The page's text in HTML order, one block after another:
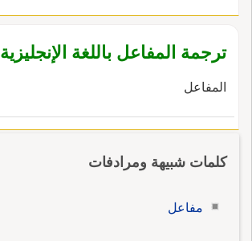
ترجمة المفاعل باللغة الإنجليزية
المفاعل
كلمات شبيهة ومرادفات
مفاعل